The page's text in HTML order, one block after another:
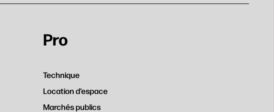
Pro
Technique
Location d’espace
Marchés publics